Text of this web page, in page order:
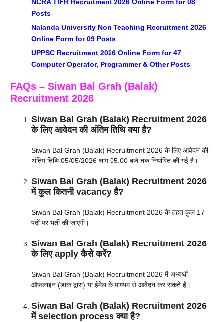
NCRA TIFR Recruitment 2026 Online Form for 08
Posts
Nalanda University Non Teaching Recruitment 2026
Online Form for 09 Posts
UPPSC Recruitment 2026 Online Form for 47
Computer Operator, Programmer & Other Posts
FAQs – Siwan Bal Grah (Balak)
Recruitment 2026
Siwan Bal Grah (Balak) Recruitment 2026
के लिए आवेदन की अंतिम तिथि क्या है?
Siwan Bal Grah (Balak) Recruitment 2026 के लिए आवेदन की
अंतिम तिथि 05/05/2026 शाम 05:00 बजे तक निर्धारित की गई है।
Siwan Bal Grah (Balak) Recruitment 2026
में कुल कितनी vacancy है?
Siwan Bal Grah (Balak) Recruitment 2026 के तहत कुल 17
पदों पर भर्ती की जाएगी।
Siwan Bal Grah (Balak) Recruitment 2026
के लिए apply कैसे करें?
Siwan Bal Grah (Balak) Recruitment 2026 में अभ्यर्थी
ऑफलाइन (डाक द्वारा) या ईमेल के माध्यम से आवेदन कर सकते हैं।
Siwan Bal Grah (Balak) Recruitment 2026
में selection process क्या है?